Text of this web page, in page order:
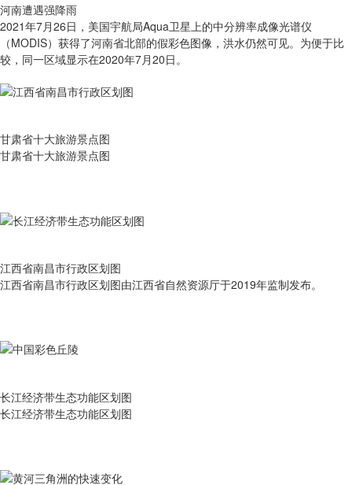
河南遭遇强降雨
2021年7月26日，美国宇航局Aqua卫星上的中分辨率成像光谱仪
（MODIS）获得了河南省北部的假彩色图像，洪水仍然可见。为便于比
较，同一区域显示在2020年7月20日。
甘肃省十大旅游景点图
甘肃省十大旅游景点图
江西省南昌市行政区划图
江西省南昌市行政区划图由江西省自然资源厅于2019年监制发布。
长江经济带生态功能区划图
长江经济带生态功能区划图